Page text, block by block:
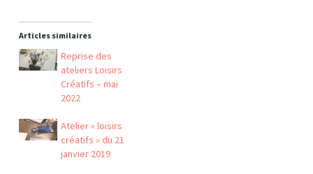
Articles similaires
Reprise des
ateliers Loisirs
Créatifs – mai
2022
Atelier « loisirs
créatifs » du 21
janvier 2019